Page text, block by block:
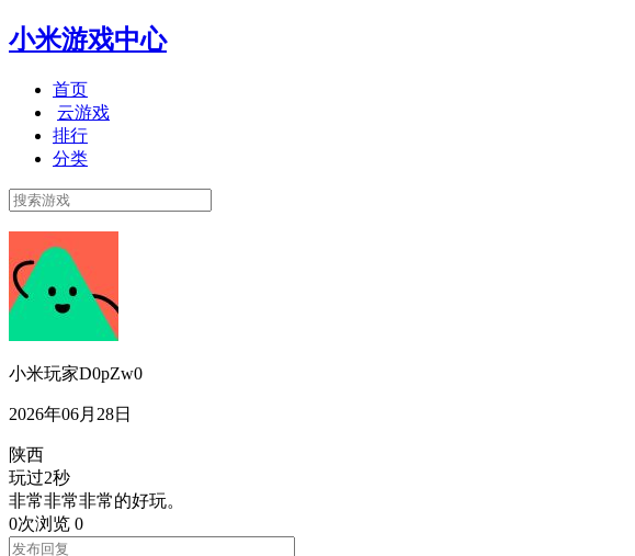
小米游戏中心
首页
云游戏
排行
分类
小米玩家D0pZw0
2026年06月28日
陕西
玩过2秒
非常非常非常的好玩。
0次浏览 0